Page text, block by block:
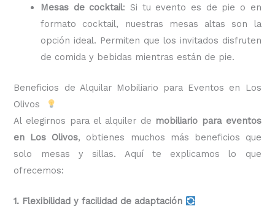
Mesas de cocktail: Si tu evento es de pie o en
formato cocktail, nuestras mesas altas son la
opción ideal. Permiten que los invitados disfruten
de comida y bebidas mientras están de pie.
Beneficios de Alquilar Mobiliario para Eventos en Los
Olivos
Al elegirnos para el alquiler de mobiliario para eventos
en Los Olivos, obtienes muchos más beneficios que
solo mesas y sillas. Aquí te explicamos lo que
ofrecemos:
1. Flexibilidad y facilidad de adaptación